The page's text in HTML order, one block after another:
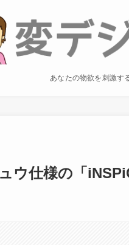
あなたの物欲を刺激す
ウ仕様の「